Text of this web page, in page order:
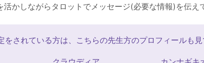
かしながらタロットでメッセージ(必要な情報)を伝え
されている方は、こちらの先生方のプロフィールも見